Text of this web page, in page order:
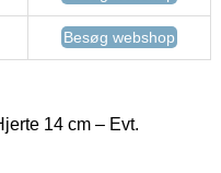
Besøg webshop
14 cm – Evt.